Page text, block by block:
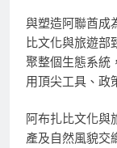
與塑造阿聯酋成
比文化與旅遊部
聚整個生態系統
用頂尖工具、政
阿布扎比文化與
產及自然風貌交